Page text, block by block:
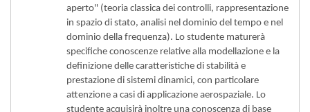
aperto" (teoria classica dei controlli, rappresentazione
in spazio di stato, analisi nel dominio del tempo e nel
dominio della frequenza). Lo studente maturerà
specifiche conoscenze relative alla modellazione e la
definizione delle caratteristiche di stabilità e
prestazione di sistemi dinamici, con particolare
attenzione a casi di applicazione aerospaziale. Lo
studente acquisirà inoltre una conoscenza di base